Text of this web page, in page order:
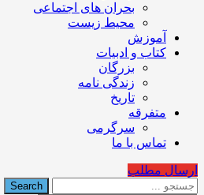
بحران های اجتماعی
محیط زیست
آموزش
کتاب و ادبیات
بزرگان
زندگی نامه
تاریخ
متفرقه
سرگرمی
تماس با ما
ارسال مطلب